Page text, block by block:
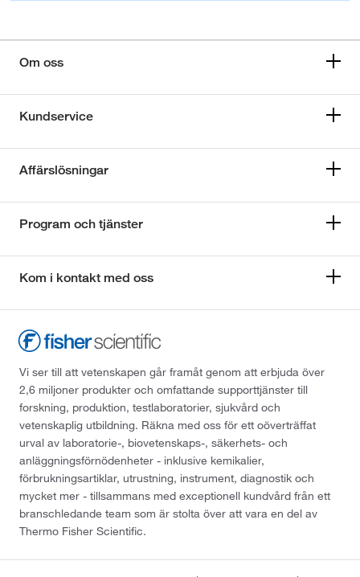
Om oss
Kundservice
Affärslösningar
Program och tjänster
Kom i kontakt med oss
Vi ser till att vetenskapen går framåt genom att erbjuda över
2,6 miljoner produkter och omfattande supporttjänster till
forskning, produktion, testlaboratorier, sjukvård och
vetenskaplig utbildning. Räkna med oss för ett oöverträffat
urval av laboratorie-, biovetenskaps-, säkerhets- och
anläggningsförnödenheter - inklusive kemikalier,
förbrukningsartiklar, utrustning, instrument, diagnostik och
mycket mer - tillsammans med exceptionell kundvård från ett
branschledande team som är stolta över att vara en del av
Thermo Fisher Scientific.